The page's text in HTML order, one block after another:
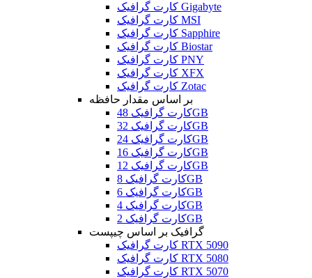
کارت گرافیک Gigabyte
کارت گرافیک MSI
کارت گرافیک Sapphire
کارت گرافیک Biostar
کارت گرافیک PNY
کارت گرافیک XFX
کارت گرافیک Zotac
بر اساس مقدار حافظه
کارت گرافیک 48GB
کارت گرافیک 32GB
کارت گرافیک 24GB
کارت گرافیک 16GB
کارت گرافیک 12GB
کارت گرافیک 8GB
کارت گرافیک 6GB
کارت گرافیک 4GB
کارت گرافیک 2GB
گرافیک بر اساس چیپست
کارت گرافیک RTX 5090
کارت گرافیک RTX 5080
کارت گرافیک RTX 5070